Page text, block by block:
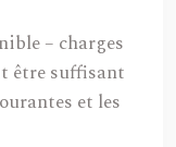
– charges
être suffisant
et les